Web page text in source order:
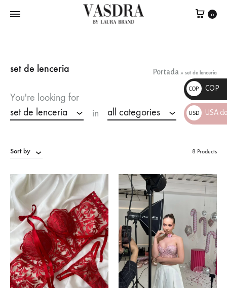
0
set de lenceria Portada » set de lenceria
You're looking for
set de lenceria
in all categories
Sort by 8 Products
COP
$
COP
USD
$
USA